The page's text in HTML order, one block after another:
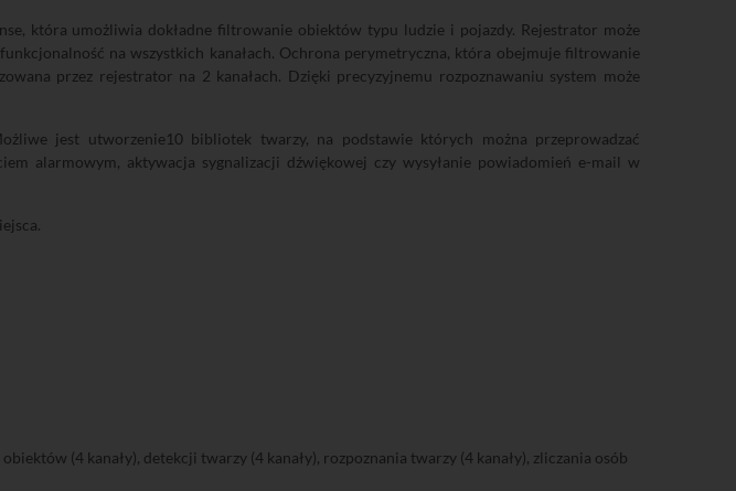
która umożliwia dokładne filtrowanie obiektów typu ludzie i pojazdy. Rejestrator może
na wszystkich kanałach. Ochrona perymetryczna, która obejmuje filtrowanie
przez rejestrator na 2 kanałach. Dzięki precyzyjnemu rozpoznawaniu system może
jest utworzenie10 bibliotek twarzy, na podstawie których można przeprowadzać
alarmowym, aktywacja sygnalizacji dźwiękowej czy wysyłanie powiadomień e-mail w
(4 kanały), detekcji twarzy (4 kanały), rozpoznania twarzy (4 kanały), zliczania osób